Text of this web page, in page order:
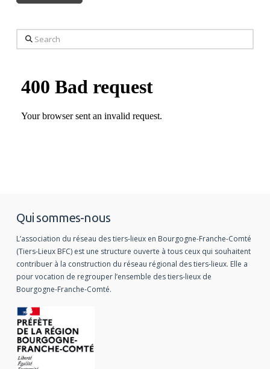
Search
Qui sommes-nous
L’association du réseau des tiers-lieux en Bourgogne-Franche-Comté
(Tiers-Lieux BFC) est une structure ouverte à tous ceux qui souhaitent
contribuer à la construction du réseau régional des tiers-lieux. Elle a
pour vocation de regrouper l’ensemble des tiers-lieux de
Bourgogne-Franche-Comté.